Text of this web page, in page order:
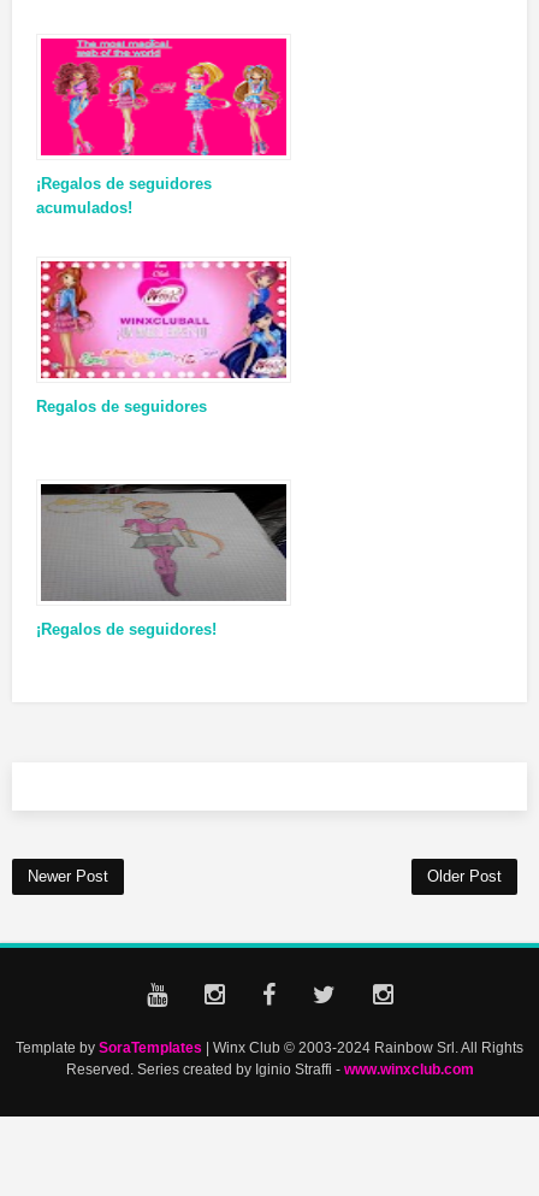
¡Regalos de seguidores
acumulados!
Regalos de seguidores
¡Regalos de seguidores!
Newer Post Older Post
Template by SoraTemplates | Winx Club © 2003-2024 Rainbow Srl. All Rights
Reserved. Series created by Iginio Straffi - www.winxclub.com